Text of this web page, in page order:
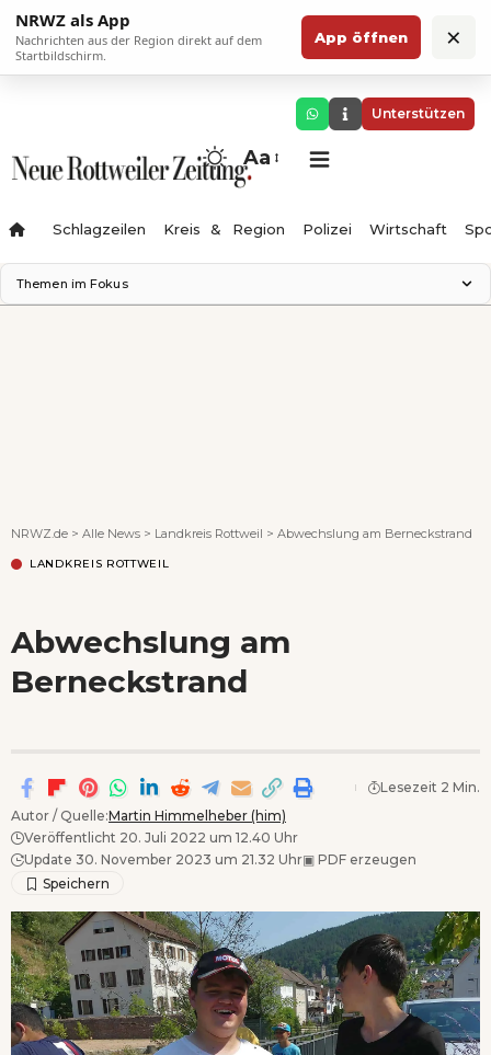
NRWZ als App
Nachrichten aus der Region direkt auf dem
Startbildschirm.
App öffnen ×
Unterstützen
Aa
Schlagzeilen Kreis & Region Polizei Wirtschaft
Themen im Fokus
NRWZ.de > Alle News > Landkreis Rottweil > Abwechslung am Berneckstrand
LANDKREIS ROTTWEIL
Abwechslung am
Berneckstrand
Autor / Quelle:Martin Himmelheber (him)
Veröffentlicht 20. Juli 2022 um 12.40 Uhr
Update 30. November 2023 um 21.32 Uhr▣ PDF erzeugen
Lesezeit 2 Min.